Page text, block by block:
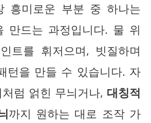
흥미로운 부분 중 하나는
만드는 과정입니다. 물 위
트를 휘저으며, 빗질하며
턴을 만들 수 있습니다. 자
럼 얽힌 무늬거나, 대칭적
까지 원하는 대로 조작 가